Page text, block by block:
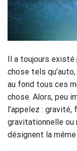
Il a toujours
chose tels
au fond tous ces
chose. Alors, peu
l’appelez :
gravitationnelle
désignent la